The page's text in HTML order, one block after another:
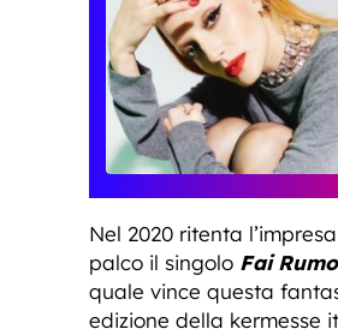
Nel 2020 ritenta
palco il singolo Fai
quale vince questa
edizione della kermesse